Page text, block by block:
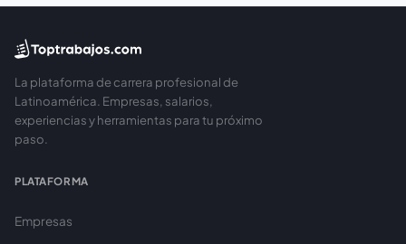
La plataforma de carrera profesional de
Latinoamérica. Empresas, salarios,
experiencias y herramientas para tu próximo
paso.
PLATAFORMA
Empresas